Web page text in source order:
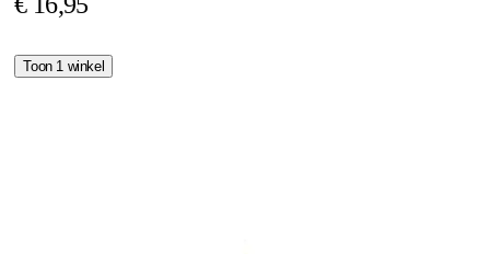
Toon 1 winkel